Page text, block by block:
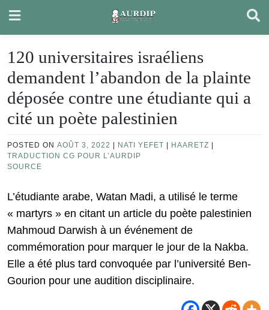
content
120 universitaires israéliens
demandent l’abandon de la plainte
déposée contre une étudiante qui a
cité un poète palestinien
POSTED ON AOÛT 3, 2022 NATI YEFET HAARETZ
TRADUCTION CG POUR L’AURDIP
SOURCE
L’étudiante arabe, Watan Madi, a utilisé le terme
« martyrs » en citant un article du poète palestinien
Mahmoud Darwish à un événement de
commémoration pour marquer le jour de la Nakba.
Elle a été plus tard convoquée par l’université Ben-
Gourion pour une audition disciplinaire.